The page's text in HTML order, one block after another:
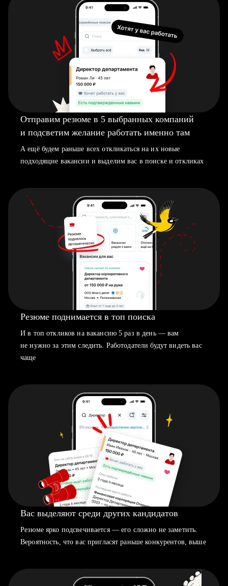
Отправим резюме в 5 выбранных компаний
и подсветим желание работать именно там
А ещё будем раньше всех откликаться на их новые
подходящие вакансии и выделим вас в поиске и откликах
Резюме поднимается в топ поиска
И в топ откликов на вакансию 5 раз в день — вам
не нужно за этим следить. Работодатели будут видеть вас
чаще
Вас выделяют среди других кандидатов
Резюме ярко подсвечивается — его сложно не заметить.
Вероятность, что вас пригласят раньше конкурентов, выше